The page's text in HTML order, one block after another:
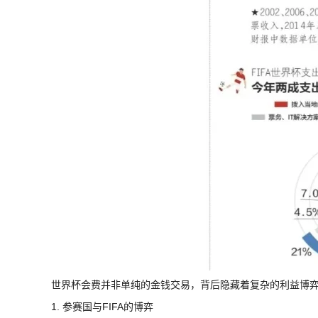
世界杯会费并非单纯的金钱交易，背后隐藏着复杂的利益博
1. 参赛国与FIFA的博弈